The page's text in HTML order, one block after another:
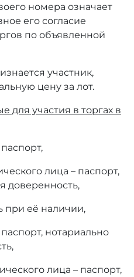
номера означает
его согласие
по объявленной
участник,
цену за лот.
для участия в торгах в
лица – паспорт,
доверенность,
при её наличии,
нотариально
лица – паспорт,